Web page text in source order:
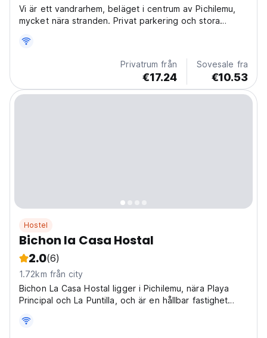
Vi är ett vandrarhem, beläget i centrum av Pichilemu,
mycket nära stranden. Privat parkering och stora
Privatrum från
€17.24
Sovesale fra
€10.53
Hostel
Bichon la Casa Hostal
2.0(6)
1.72km från city
Bichon La Casa Hostal ligger i Pichilemu, nära Playa
Principal och La Puntilla, och är en hållbar fastighet